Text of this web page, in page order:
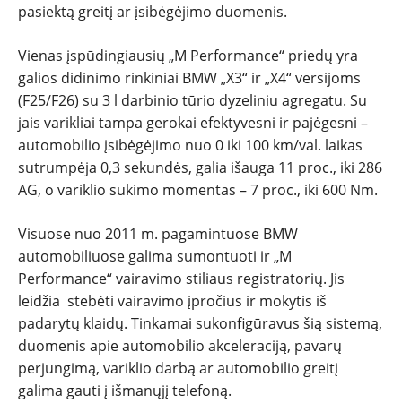
pasiektą greitį ar įsibėgėjimo duomenis.
Vienas įspūdingiausių „M Performance“ priedų yra
galios didinimo rinkiniai BMW „X3“ ir „X4“ versijoms
(F25/F26) su 3 l darbinio tūrio dyzeliniu agregatu. Su
jais varikliai tampa gerokai efektyvesni ir pajėgesni –
automobilio įsibėgėjimo nuo 0 iki 100 km/val. laikas
sutrumpėja 0,3 sekundės, galia išauga 11 proc., iki 286
AG, o variklio sukimo momentas – 7 proc., iki 600 Nm.
Visuose nuo 2011 m. pagamintuose BMW
automobiliuose galima sumontuoti ir „M
Performance“ vairavimo stiliaus registratorių. Jis
leidžia stebėti vairavimo įpročius ir mokytis iš
padarytų klaidų. Tinkamai sukonfigūravus šią sistemą,
duomenis apie automobilio akceleraciją, pavarų
perjungimą, variklio darbą ar automobilio greitį
galima gauti į išmanųjį telefoną.